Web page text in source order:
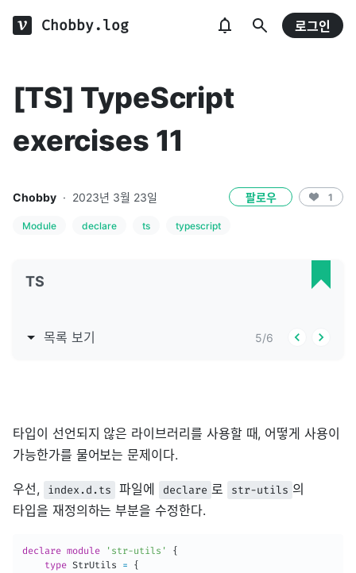
Chobby.log 로그인
[TS] TypeScript
exercises 11
Chobby · 2023년 3월 23일 팔로우 1
Module declare ts typescript
TS
목록 보기 5/6
타입이 선언되지 않은 라이브러리를 사용할 때, 어떻게 사용이
가능한가를 물어보는 문제이다.
우선, index.d.ts 파일에 declare 로 str-utils 의
타입을 재정의하는 부분을 수정한다.
declare module 'str-utils'
{
type StrUtils =
{